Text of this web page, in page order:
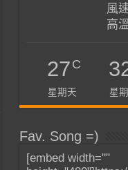
風
高
27C
星期天 星
Fav. Song =)
[embed width=""